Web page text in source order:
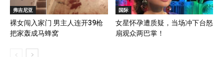
弗吉尼亚
裸女闯入家门 男主人连开39枪
把家轰成马蜂窝
国际
女星怀孕遭质疑，当场冲下台怒
扇观众两巴掌！